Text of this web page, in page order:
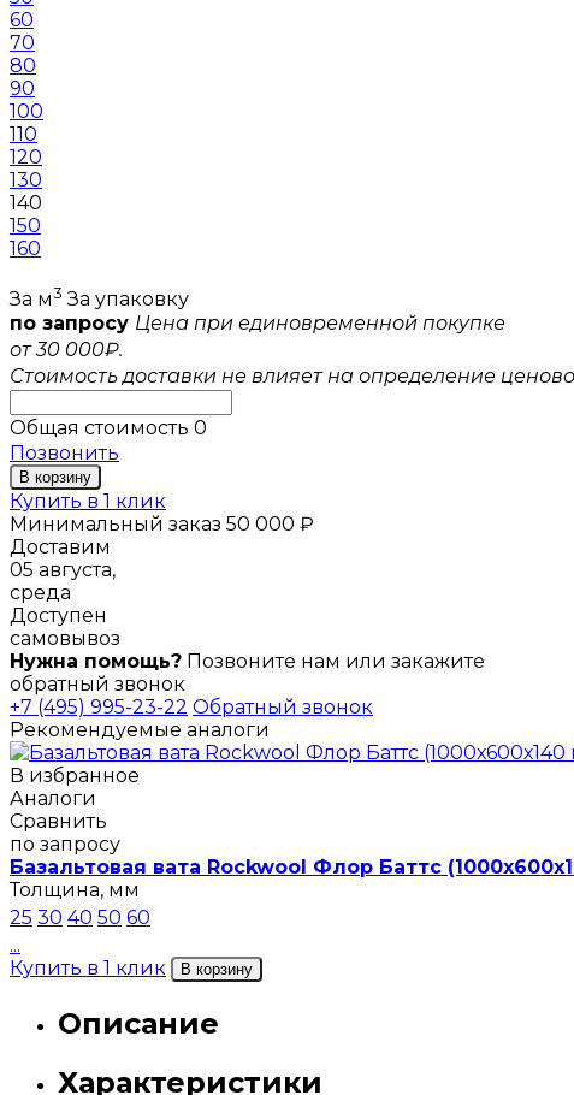
60
70
80
90
100
110
120
130
140
150
160
За м3 За упаковку
по запросу Цена при единовременной покупке
от 30 000₽.
Стоимость доставки не влияет на определение
Общая стоимость 0
Позвонить
В корзину
Купить в 1 клик
Минимальный заказ 50 000 ₽
Доставим
05 августа,
среда
Доступен
самовывоз
Нужна помощь? Позвоните нам или закажите
обратный звонок
+7 (495) 995-23-22 Обратный звонок
Рекомендуемые аналоги
В избранное
Аналоги
Сравнить
по запросу
Базальтовая вата Rockwool Флор Баттс
Толщина, мм
25 30 40 50 60
...
Купить в 1 клик
В корзину
Описание
Характеристики